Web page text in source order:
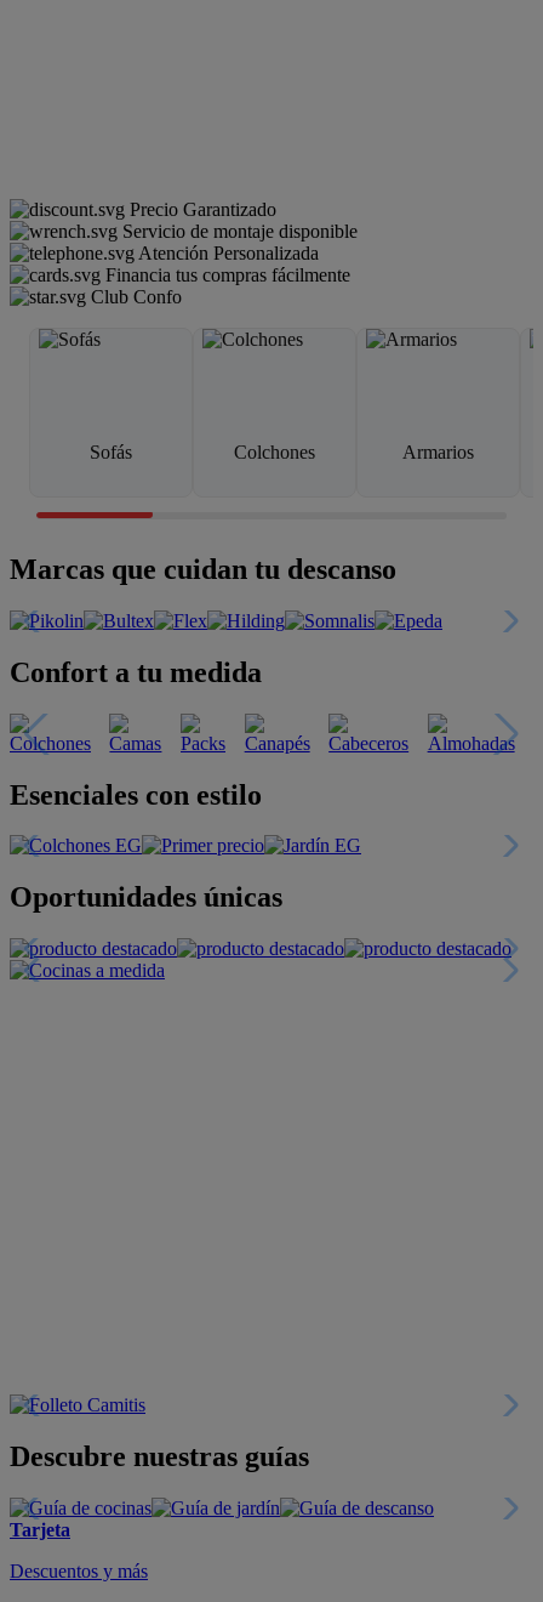
Precio Garantizado
Servicio de montaje disponible
Atención Personalizada
Financia tus compras fácilmente
Club Confo
Sofás Colchones Armarios
Marcas que cuidan tu descanso
Confort a tu medida
Esenciales con estilo
Oportunidades únicas
Descubre nuestras guías
Tarjeta
Descuentos y más